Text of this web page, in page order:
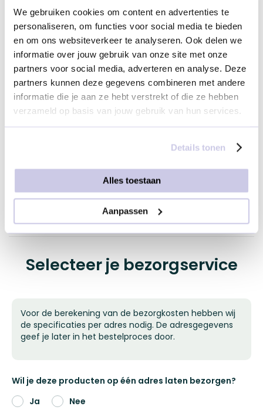
We gebruiken cookies om content en advertenties te
personaliseren, om functies voor social media te bieden
en om ons websiteverkeer te analyseren. Ook delen we
informatie over jouw gebruik van onze site met onze
partners voor social media, adverteren en analyse. Deze
partners kunnen deze gegevens combineren met andere
informatie die je aan ze hebt verstrekt of die ze hebben
verzameld op basis van jouw gebruik van hun services.
Details tonen
Alles toestaan
Aanpassen
Voeg je kaartje toe
Geen kaartje
Welkom
€ 1,95
Selecteer je bezorgservice
Voor de berekening van de bezorgkosten hebben wij
de specificaties per adres nodig. De adresgegevens
geef je later in het bestelproces door.
Wil je deze producten op één adres laten bezorgen?
Ja
Nee